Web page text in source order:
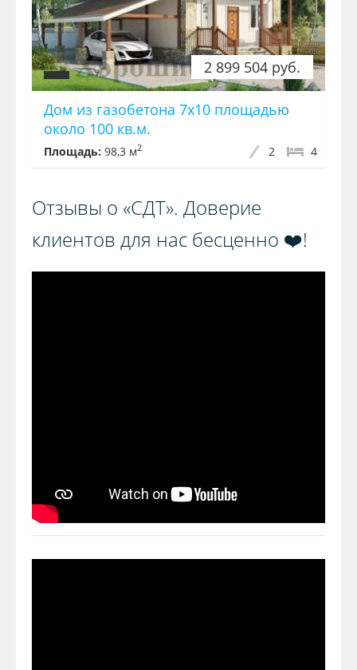
2 899 504 руб.
Дом из газобетона 7x10 площадью
около 100 кв.м.
Площадь: 98,3 м2 4
2
Отзывы о «СДТ». Доверие
клиентов для нас бесценно ❤️!